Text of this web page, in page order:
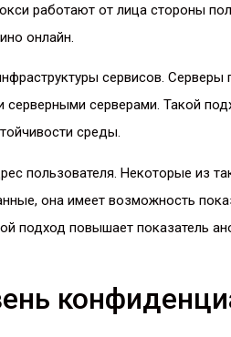
работают от лица стороны
онлайн.
сервисов.
серверами. Такой
среды.
пользователя. Некоторые из
она имеет возможность
подход повышает показатель